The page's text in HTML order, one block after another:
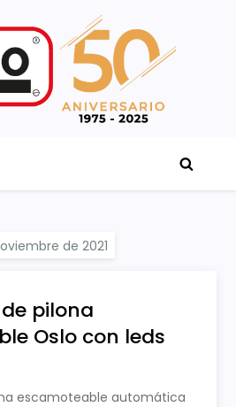
pilona
Oslo con leds
escamoteable automática